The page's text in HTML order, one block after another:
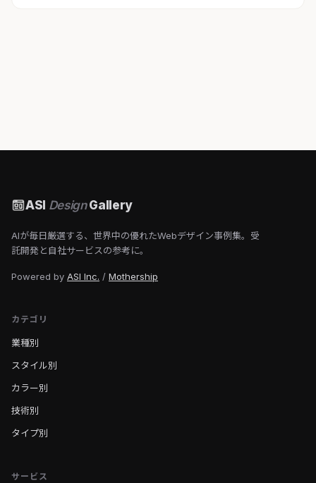
ASI DesignGallery
AIが毎日厳選する、世界中の優れたWebデザイン事例集。受
託開発と自社サービスの参考に。
Powered by ASI Inc. / Mothership
カテゴリ
業種別
スタイル別
カラー別
技術別
タイプ別
サービス